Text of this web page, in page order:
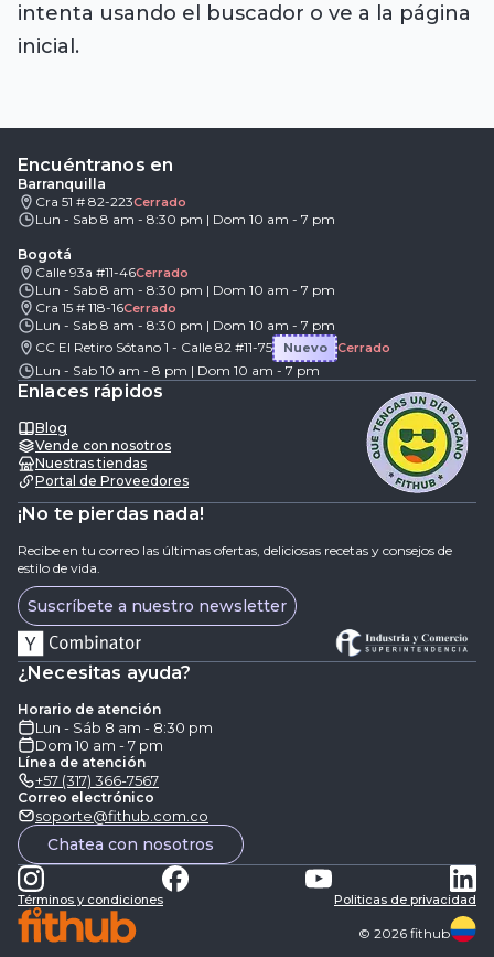
intenta usando el buscador o ve a la página
inicial.
Encuéntranos en
Barranquilla
Cra 51 # 82-223Cerrado
Lun - Sab 8 am - 8:30 pm | Dom 10 am - 7 pm
Bogotá
Calle 93a #11-46Cerrado
Lun - Sab 8 am - 8:30 pm | Dom 10 am - 7 pm
Cra 15 # 118-16Cerrado
Lun - Sab 8 am - 8:30 pm | Dom 10 am - 7 pm
CC El Retiro Sótano 1 - Calle 82 #11-75
Nuevo Cerrado
Lun - Sab 10 am - 8 pm | Dom 10 am - 7 pm
Enlaces rápidos
Blog
Vende con nosotros
Nuestras tiendas
Portal de Proveedores
¡No te pierdas nada!
Recibe en tu correo las últimas ofertas, deliciosas recetas y consejos de
estilo de vida.
Suscríbete a nuestro newsletter
¿Necesitas ayuda?
Horario de atención
Lun - Sáb 8 am - 8:30 pm
Dom 10 am - 7 pm
Línea de atención
+57 (317) 366-7567
Correo electrónico
soporte@fithub.com.co
Chatea con nosotros
Términos y condiciones Politicas de privacidad
© 2026 fithub